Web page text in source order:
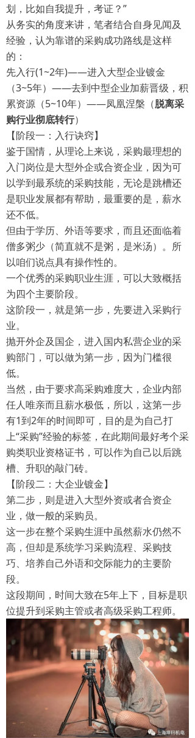
划，比如自我提升，考证？”
从务实的角度来讲，笔者结合自身见闻及
经验，认为靠谱的采购成功路线是这样
的：
先入行(1~2年)——进入大型企业镀金
（3~5年）——去到中型企业加薪晋级，积
累资源（5~10年）——凤凰涅槃（脱离采
购行业彻底转行）
【阶段一：入行诀窍】
鉴于国情，从理论上来说，采购最理想的
入门岗位是大型外企或合资企业，因为可
以学到最系统的采购技能，无论是跳槽还
是职业发展都有帮助，最重要的是，薪水
还不低。
但由于学历、外语等要求，而且还面临着
僧多粥少（简直就不是粥，是米汤）。所
以咱们说点具有操作性的。
一个优秀的采购职业生涯，可以大致概括
为四个主要阶段。
这阶段一，就是第一步，先要进入采购行
业。
抛开外企及国企，进入国内私营企业的采
购部门，可以做为第一步，因为门槛很
低。
当然，由于要求高采购难度大，企业内部
任人唯亲而且薪水极低，所以，这第一步
有1到2年的时间即可，目的是为自己打
上“采购”经验的标签，在此期间最好考个采
购类职业资格证书，可以作为自己以后跳
槽、升职的敲门砖。
【阶段二：大企业镀金】
第二步，则是进入大型外资或者合资企
业，做一般的采购员。
这一步在整个采购生涯中虽然薪水仍然不
高，但却是系统学习采购流程、采购技
巧、培养自己外语和交际能力的主要阶
段。
这段期间，时间大致在5年上下，目标是职
位提升到采购主管或者高级采购工程师。